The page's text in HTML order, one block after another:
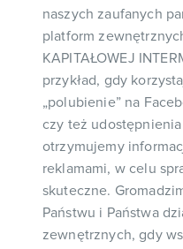
naszych zaufanych
platform
KAPITAŁOWEJ
przykład, gdy
„polubienie” na
czy też
otrzymujemy
reklamami, w celu
skuteczne.
Państwu i Państwa
zewnętrznych, gdy